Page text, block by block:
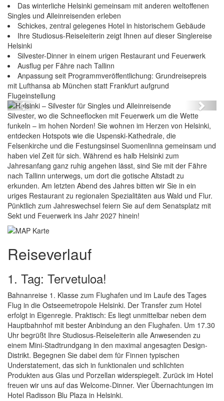
Das winterliche Helsinki gemeinsam mit anderen weltoffenen
Singles und Alleinreisenden erleben
Schickes, zentral gelegenes Hotel in historischem Gebäude
Ihre Studiosus-Reiseleiterin zeigt Ihnen auf dieser Singlereise
Helsinki
Silvester-Dinner in einem urigen Restaurant und Feuerwerk
Ausflug per Fähre nach Tallinn
Anpassung seit Programmveröffentlichung: Grundreisepreis
mit Lufthansa ab München statt Frankfurt aufgrund
Flugeinstellung
Singles und Alleinreisende Helsinki – Silvester für
Previous Next
Silvester, wo die Schneeflocken mit Feuerwerk um die Wette
funkeln – im hohen Norden! Sie wohnen im Herzen von Helsinki,
entdecken Hotspots wie die Uspenski-Kathedrale, die
Felsenkirche und die Festungsinsel Suomenlinna gemeinsam und
haben viel Zeit für sich. Während es halb Helsinki zum
Jahresanfang ganz ruhig angehen lässt, sind Sie mit der Fähre
nach Tallinn unterwegs, um dort die gotische Altstadt zu
erkunden. Am letzten Abend des Jahres bitten wir Sie in ein
uriges Restaurant zu regionalen Spezialitäten aus Wald und Flur.
Pünktlich zum Jahreswechsel feiern Sie auf dem Senatsplatz mit
Sekt und Feuerwerk ins Jahr 2027 hinein!
Reiseverlauf
1. Tag: Tervetuloa!
Bahnanreise 1. Klasse zum Flughafen und im Laufe des Tages
Flug in die Ostseemetropole Helsinki. Der Transfer zum Hotel
erfolgt in Eigenregie. Praktisch: Es liegt unmittelbar neben dem
Hauptbahnhof mit bester Anbindung an den Flughafen. Um 17.30
Uhr begrüßt Ihre Studiosus-Reiseleiterin alle Anwesenden zu
einem Mini-Stadtrundgang in den maximal angesagten Design-
Distrikt. Begegnen Sie dabei dem für Finnen typischen
Understatement, das sich in funktionalen und schlichten
Produkten aus Glas und Porzellan widerspiegelt. Zurück im Hotel
freuen wir uns auf das Welcome-Dinner. Vier Übernachtungen im
Hotel Radisson Blu Plaza in Helsinki.